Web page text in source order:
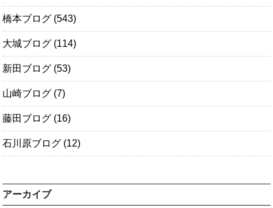
橋本ブログ (543)
大城ブログ (114)
新田ブログ (53)
山崎ブログ (7)
藤田ブログ (16)
石川原ブログ (12)
アーカイブ